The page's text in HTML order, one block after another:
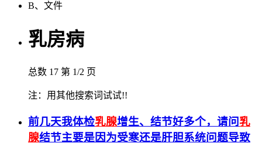
B、文件
乳房病
总数 17 第 1/2 页
注：用其他搜索词试试!!
前几天我体检乳腺增生、结节好多个，请问乳
腺结节主要是因为受寒还是肝胆系统问题导致